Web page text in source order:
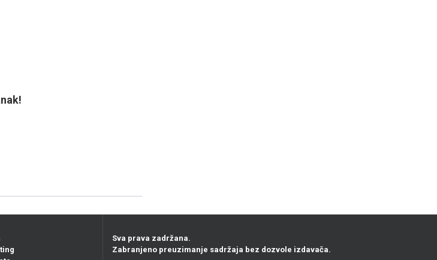
Sva prava zadržana.
Zabranjeno preuzimanje sadržaja bez dozvole izdavača.